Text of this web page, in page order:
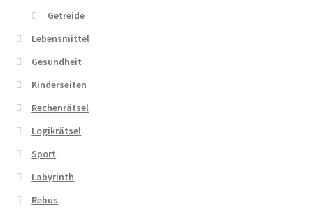
Getreide
Lebensmittel
Gesundheit
Kinderseiten
Rechenrätsel
Logikrätsel
Sport
Labyrinth
Rebus